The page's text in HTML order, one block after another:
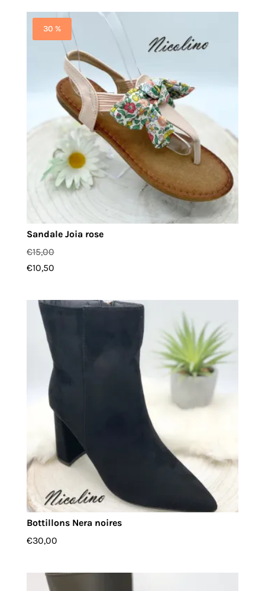
30 %
Sandale Joia rose
€15,00
€10,50
Bottillons Nera noires
€30,00